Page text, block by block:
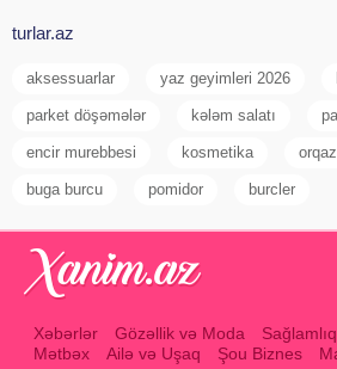
turlar.az
aksessuarlar yaz geyimleri 2026
parket döşəmələr kələm salatı
encir murebbesi kosmetika
buga burcu pomidor burcler
Xəbərlər Gözəllik və Moda Sağlamlıq
Mətbəx
Ailə və Uşaq Şou Biznes